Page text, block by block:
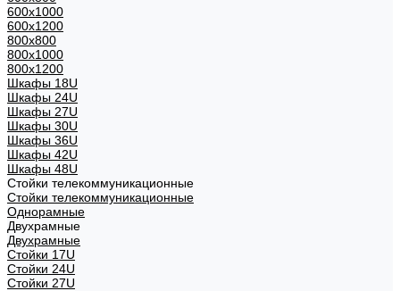
600х1000
600х1200
800x800
800х1000
800х1200
Шкафы 18U
Шкафы 24U
Шкафы 27U
Шкафы 30U
Шкафы 36U
Шкафы 42U
Шкафы 48U
Стойки телекоммуникационные
Стойки телекоммуникационные
Однорамные
Двухрамные
Двухрамные
Стойки 17U
Стойки 24U
Стойки 27U